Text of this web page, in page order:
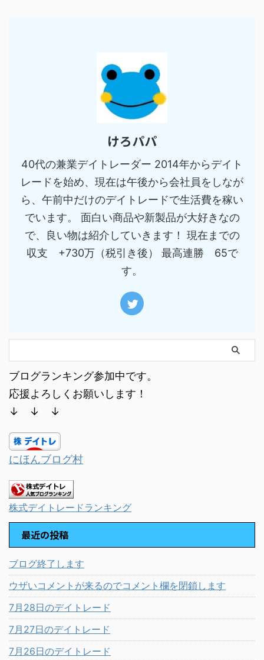
けろパパ
40代の兼業デイトレーダー 2014年からデイト
レードを始め、現在は午後から会社員をしなが
ら、午前中だけのデイトレードで生活費を稼い
でいます。 面白い商品や新製品が大好きなの
で、良い物は紹介していきます！ 現在までの
収支 +730万（税引き後） 最高連勝 65で
す。
ブログランキング参加中です。
応援よろしくお願いします！
↓ ↓ ↓
にほんブログ村
株式デイトレードランキング
最近の投稿
ブログ終了します
ウザいコメントが来るのでコメント欄を閉鎖します
7月28日のデイトレード
7月27日のデイトレード
7月26日のデイトレード